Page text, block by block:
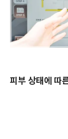
피부 상태에 따